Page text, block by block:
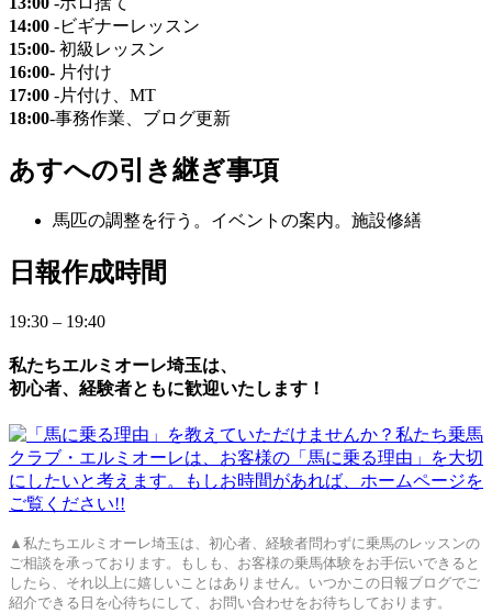
14:00 -ビギナーレッスン
15:00- 初級レッスン
16:00- 片付け
17:00 -片付け、MT
18:00-事務作業、ブログ更新
あすへの引き継ぎ事項
馬匹の調整を行う。イベントの案内。施設修繕
日 報作成時間
19:30 – 19:40
私たちエルミオーレ埼玉は、
初心者、経験者ともに歓迎いたします！
▲私たちエルミオーレ埼玉は、初心者、経験者問わずに乗馬のレッスンの
ご相談を承っております。もしも、お客様の乗馬体験をお手伝いできると
したら、それ以上に嬉しいことはありません。いつかこの日報ブログでご
紹介できる日を心待ちにして、お問い合わせをお待ちしております。